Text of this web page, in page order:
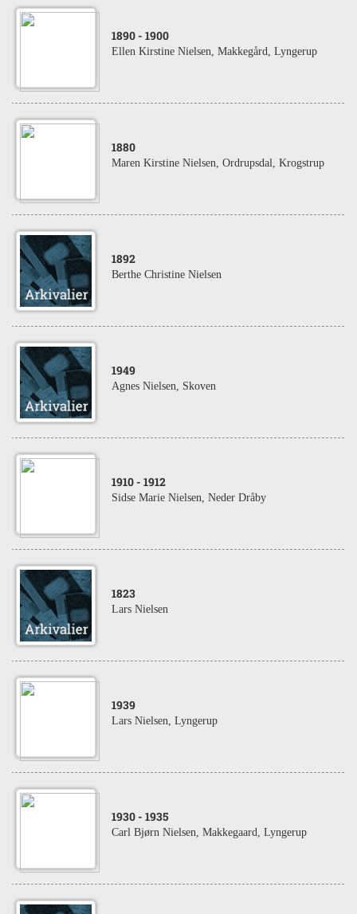
1890 - 1900
Ellen Kirstine Nielsen, Makkegård, Lyngerup
1880
Maren Kirstine Nielsen, Ordrupsdal, Krogstrup
1892
Berthe Christine Nielsen
1949
Agnes Nielsen, Skoven
1910 - 1912
Sidse Marie Nielsen, Neder Dråby
1823
Lars Nielsen
1939
Lars Nielsen, Lyngerup
1930 - 1935
Carl Bjørn Nielsen, Makkegaard, Lyngerup